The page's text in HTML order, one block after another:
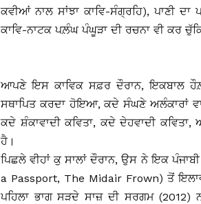
ਕਵੀਆਂ ਨਾਲ ਸਾਂਝਾ ਕਾਵਿ-ਸੰਗ੍ਰਹਿ), ਪਾਣੀ
ਕਾਵਿ-ਨਾਟਕ ਪਲ਼ੰਘ ਪੰਘੂੜਾ ਦੀ ਰਚਨਾ ਵੀ ਕਰ
ਆਪਣੇ ਇਸ ਕਾਵਿਕ ਸਫ਼ਰ ਦੌਰਾਨ, ਇਕਬਾਲ
ਸਥਾਪਿਤ ਕਰਦਾ ਹੋਇਆ, ਕਦੇ ਸੰਘਣੇ ਅਲੰਕਾਰਾਂ
ਕਦੇ ਸ਼ੰਕਾਵਾਦੀ ਕਵਿਤਾ, ਕਦੇ ਦੇਹਵਾਦੀ
ਹੈ।
ਪਿਛਲੇ ਵੀਹਾਂ ਕੁ ਸਾਲਾਂ ਦੌਰਾਨ, ਉਸ ਨੇ ਇਕ
a Passport, The Midair Frown) ਤੋਂ
ਪਹਿਲਾ ਭਾਗ ਸੜਦੇ ਸਾਜ਼ ਦੀ ਸਰਗਮ (2012)